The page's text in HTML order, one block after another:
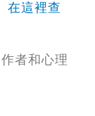
在這裡查
者和心理